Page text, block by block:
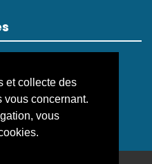
et collecte des
vous concernant.
vous